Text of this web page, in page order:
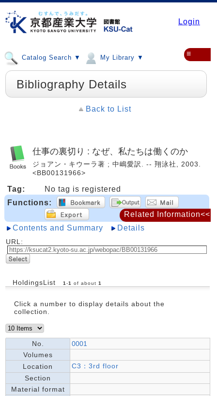
Login
Catalog Search ▼ My Library ▼ ≡
Bibliography Details
Back to List
仕事の裏切り : なぜ、私たちは働くのか
ジョアン・キウーラ著 ; 中嶋愛訳. -- 翔泳社, 2003.
<BB00131966>
Tag:
No tag is registered
Functions:
Contents and Summary Details
URL:
HoldingsList 1 -1 of about 1
Click a number to display details about the
collection.
No.
0001
Volumes
Location
C3：3rd floor
Section
Material format
Related Information<<